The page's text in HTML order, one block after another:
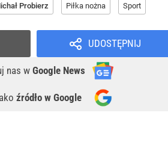
Probierz Piłka nożna Sport
UDOSTĘPNIJ
nas w Google News
źródło w Google